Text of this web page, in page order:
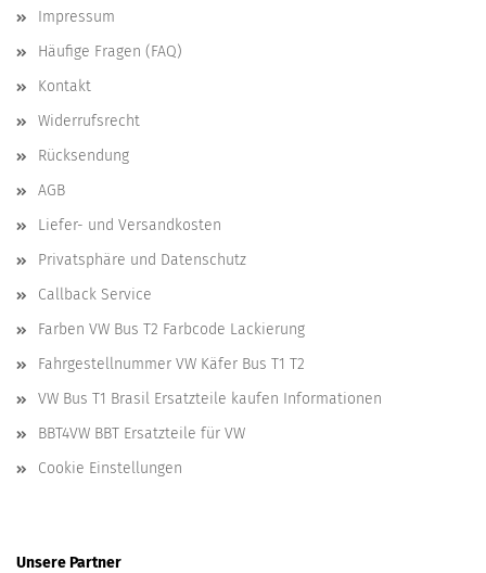
Impressum
Häufige Fragen (FAQ)
Kontakt
Widerrufsrecht
Rücksendung
AGB
Liefer- und Versandkosten
Privatsphäre und Datenschutz
Callback Service
Farben VW Bus T2 Farbcode Lackierung
Fahrgestellnummer VW Käfer Bus T1 T2
VW Bus T1 Brasil Ersatzteile kaufen Informationen
BBT4VW BBT Ersatzteile für VW
Cookie Einstellungen
Unsere Partner